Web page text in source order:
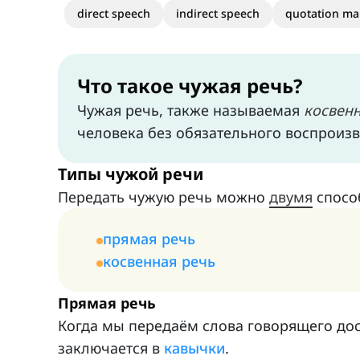
direct speech indirect speech quotation
Что такое чужая речь?
Чужая речь, также называемая
человека без обязательного
Типы чужой речи
Передать чужую речь можно двумя
прямая речь
косвенная речь
Прямая речь
Когда мы передаём слова говорящего
заключается в кавычки.